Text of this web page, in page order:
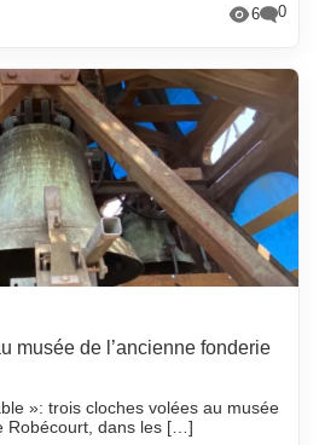
6 0
musée de l’ancienne fonderie
»: trois cloches volées au musée
Robécourt, dans les […]